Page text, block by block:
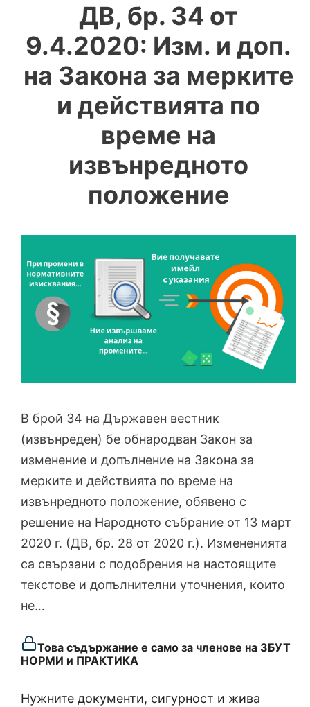
ДВ, бр. 34 от
9.4.2020: Изм. и доп.
на Закона за мерките
и действията по
време на
извънредното
положение
В брой 34 на Държавен вестник
(извънреден) бе обнародван Закон за
изменение и допълнение на Закона за
мерките и действията по време на
извънредното положение, обявено с
решение на Народното събрание от 13 март
2020 г. (ДВ, бр. 28 от 2020 г.). Измененията
са свързани с подобрения на настоящите
текстове и допълнителни уточнения, които
не…
Това съдържание е само за членове на ЗБУТ
НОРМИ и ПРАКТИКА
Нужните документи, сигурност и жива